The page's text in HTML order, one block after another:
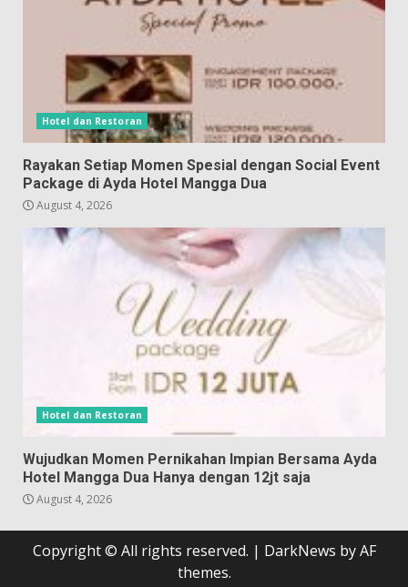
Hotel dan Restoran
Rayakan Setiap Momen Spesial dengan Social Event
Package di Ayda Hotel Mangga Dua
August 4, 2026
Hotel dan Restoran
Wujudkan Momen Pernikahan Impian Bersama Ayda
Hotel Mangga Dua Hanya dengan 12jt saja
August 4, 2026
Copyright © All rights reserved. | DarkNews by AF
themes.